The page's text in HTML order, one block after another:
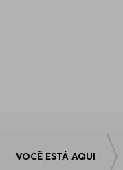
VOCÊ ESTÁ AQUI